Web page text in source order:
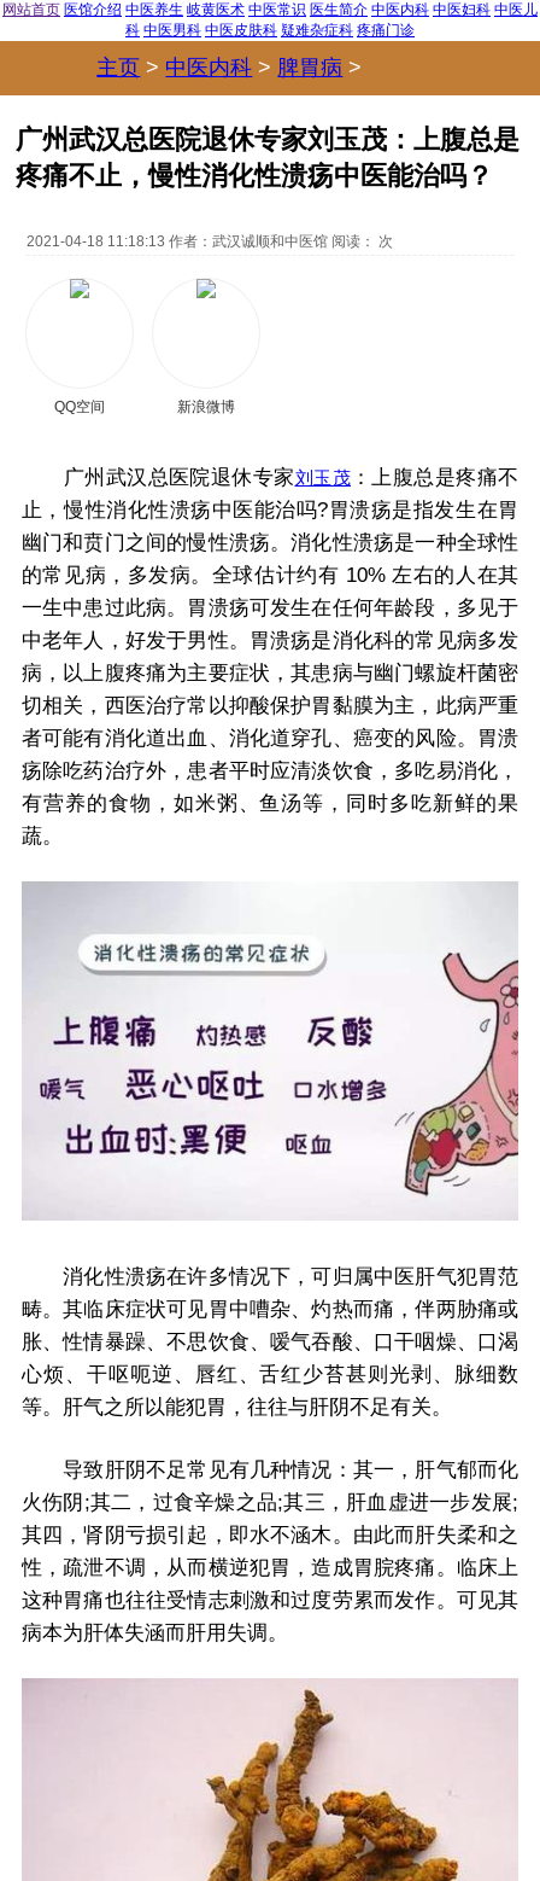
网站首页 医馆介绍 中医养生 岐黄医术 中医常识 医生简介 中医内科 中医妇科 中医儿
科 中医男科 中医皮肤科 疑难杂症科 疼痛门诊
主页 > 中医内科 > 脾胃病 >
广州武汉总医院退休专家刘玉茂：上腹总是
疼痛不止，慢性消化性溃疡中医能治吗？
2021-04-18 11:18:13 作者：武汉诚顺和中医馆 阅读： 次
QQ空间 新浪微博
广州武汉总医院退休专家刘玉茂 ：上腹总是疼痛不
止，慢性消化性溃疡中医能治吗?胃溃疡是指发生在胃
幽门和贲门之间的慢性溃疡。消化性溃疡是一种全球性
的常见病，多发病。全球估计约有 10% 左右的人在其
一生中患过此病。胃溃疡可发生在任何年龄段，多见于
中老年人，好发于男性。胃溃疡是消化科的常见病多发
病，以上腹疼痛为主要症状，其患病与幽门螺旋杆菌密
切相关，西医治疗常以抑酸保护胃黏膜为主，此病严重
者可能有消化道出血、消化道穿孔、癌变的风险。胃溃
疡除吃药治疗外，患者平时应清淡饮食，多吃易消化，
有营养的食物，如米粥、鱼汤等，同时多吃新鲜的果
蔬。
消化性溃疡在许多情况下，可归属中医肝气犯胃范
畴。其临床症状可见胃中嘈杂、灼热而痛，伴两胁痛或
胀、性情暴躁、不思饮食、嗳气吞酸、口干咽燥、口渴
心烦、干呕呃逆、唇红、舌红少苔甚则光剥、脉细数
等。肝气之所以能犯胃，往往与肝阴不足有关。
导致肝阴不足常见有几种情况：其一，肝气郁而化
火伤阴;其二，过食辛燥之品;其三，肝血虚进一步发展;
其四，肾阴亏损引起，即水不涵木。由此而肝失柔和之
性，疏泄不调，从而横逆犯胃，造成胃脘疼痛。临床上
这种胃痛也往往受情志刺激和过度劳累而发作。可见其
病本为肝体失涵而肝用失调。